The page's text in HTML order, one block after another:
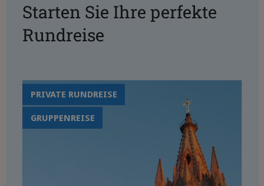
Starten Sie Ihre perfekte
Rundreise
PRIVATE RUNDREISE
GRUPPENREISE